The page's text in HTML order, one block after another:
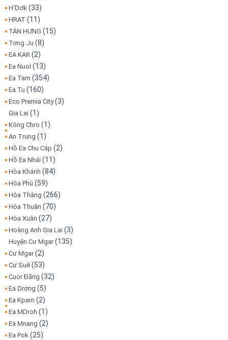
H'Dơk (33)
HRAT (11)
TÂN HƯNG (15)
Tơng Ju (8)
EA KAR (2)
Ea Nuol (13)
Ea Tam (354)
Ea Tu (160)
Eco Premia City(3)
Gia Lai (1)
Kông Chro (1)
An Trung (1)
Hồ Ea Chu Cáp (2)
Hồ Ea Nhái (11)
Hòa Khánh (84)
Hòa Phú (59)
Hòa Thắng (266)
Hòa Thuận (70)
Hòa Xuân (27)
Hoàng Anh Gia Lai (3)
Huyện Cư Mgar(135)
Cư Mgar(2)
Cư Suê (53)
Cuor Đăng (32)
Ea Drơng (5)
Ea Kpam (2)
Ea MDroh (1)
Ea Mnang (2)
Ea Pok (25)